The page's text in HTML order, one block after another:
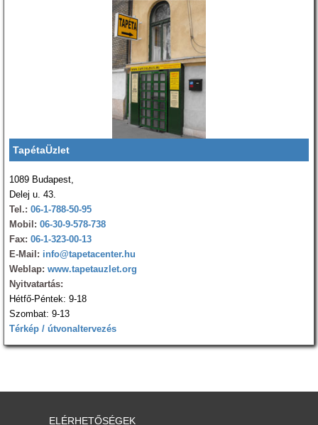
TapétaÜzlet
1089 Budapest,
Delej u. 43.
Tel.: 06-1-788-50-95
Mobil: 06-30-9-578-738
Fax: 06-1-323-00-13
E-Mail: info@tapetacenter.hu
Weblap: www.tapetauzlet.org
Nyitvatartás:
Hétfő-Péntek: 9-18
Szombat: 9-13
Térkép / útvonaltervezés
ELÉRHETŐSÉGEK